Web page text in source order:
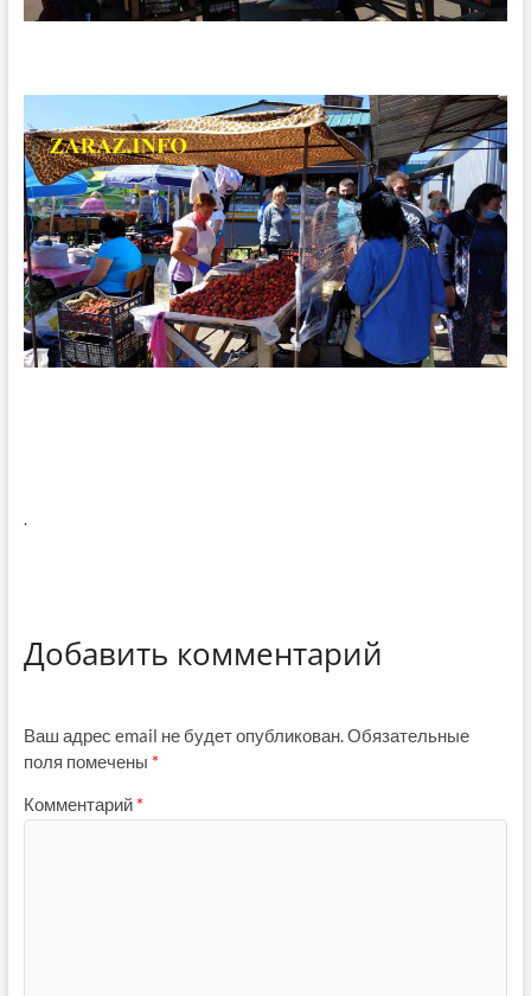
.
Добавить комментарий
Ваш адрес email не будет опубликован.Обязательные
поля помечены *
Комментарий *